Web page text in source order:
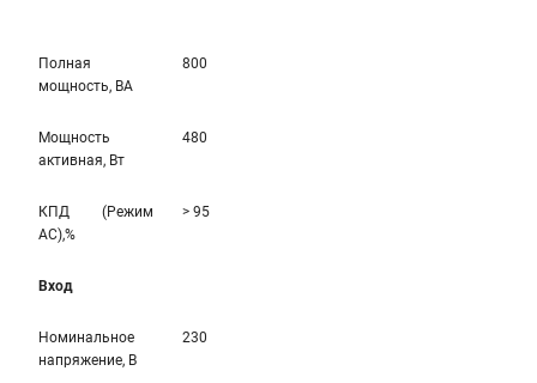
Полная
мощность, ВА
800
Мощность
активная, Вт
480
КПД (Режим
AC),%
> 95
Вход
Номинальное
напряжение, В
230